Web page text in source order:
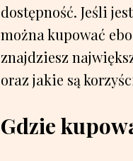
dostępność. Jeśli
można kupować
znajdziesz
oraz jakie są
Gdzie